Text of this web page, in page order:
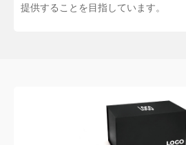
提供することを目指しています。